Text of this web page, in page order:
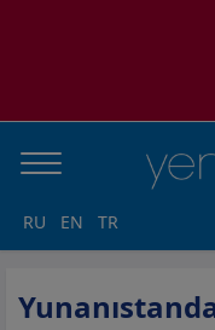
RU EN TR